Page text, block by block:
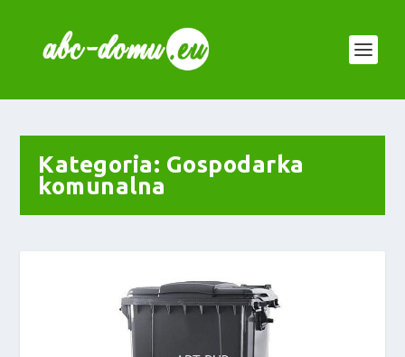
Kategoria: Gospodarka
komunalna